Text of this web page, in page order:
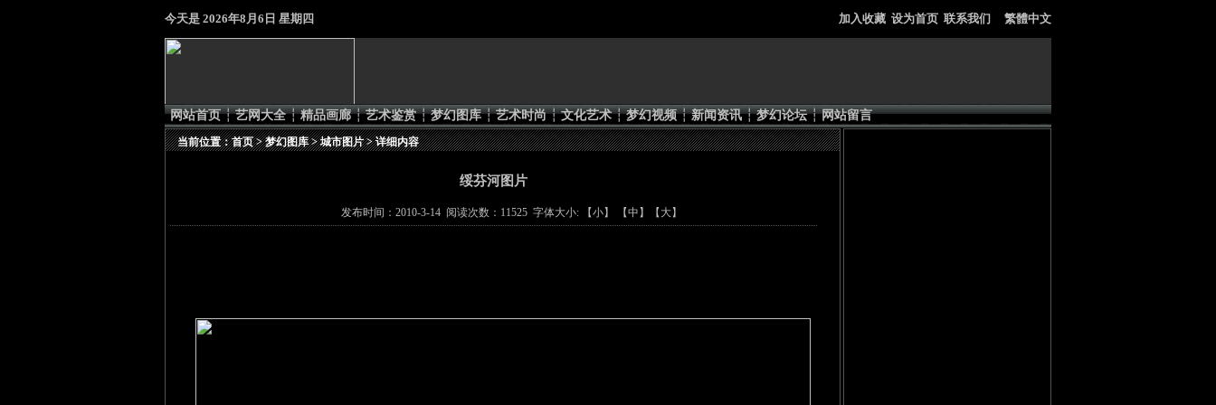
今天是 2026年8月6日 星期四 加入收藏 设为首页 联系我们 繁體中文
网站首页 ┆ 艺网大全 ┆ 精品画廊 ┆ 艺术鉴赏 ┆ 梦幻图库 ┆ 艺术时尚 ┆ 文化艺术 ┆ 梦幻视频 ┆ 新闻资讯 ┆ 梦幻论坛 ┆ 网站留言
当前位置：首页>梦幻图库>城市图片> 详细内容
绥芬河图片
发布时间：2010-3-14 阅读次数：11525 字体大小: 【小】 【中 】【 大】